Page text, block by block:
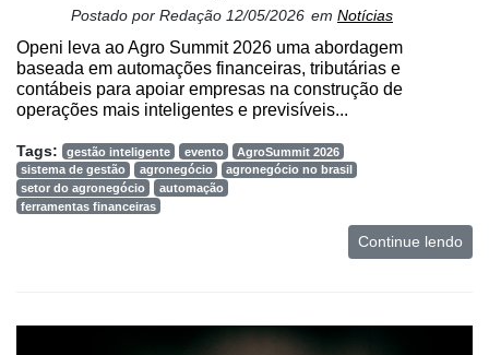
Postado por Redação 12/05/2026 em Notícias
Openi leva ao Agro Summit 2026 uma abordagem
baseada em automações financeiras, tributárias e
contábeis para apoiar empresas na construção de
operações mais inteligentes e previsíveis...
Tags: gestão inteligente evento
AgroSummit 2026
sistema de gestão
agronegócio
agronegócio no brasil
setor do agronegócio
automação
ferramentas financeiras
Continue lendo